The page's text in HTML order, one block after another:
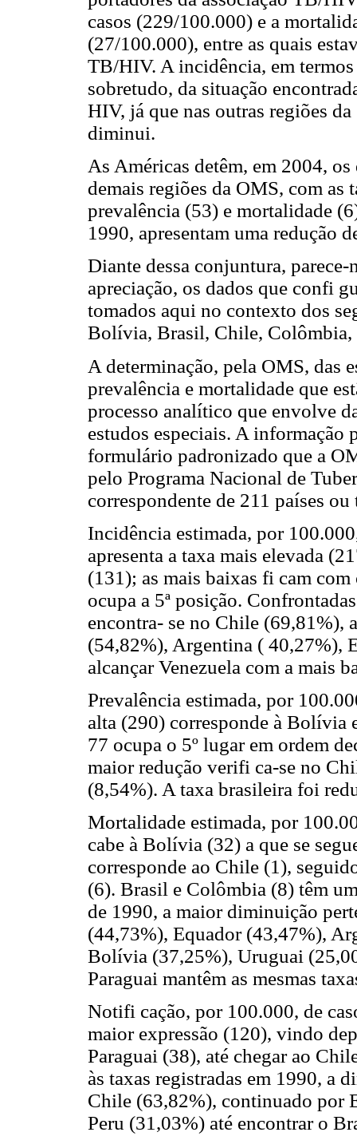
casos (229/100.000) e a
(27/100.000), entre as quais
TB/HIV. A incidência, em termos
sobretudo, da situação
HIV, já que nas outras regiões
diminui.
As Américas detêm, em 2004,
demais regiões da OMS, com
prevalência (53) e mortalidade
1990, apresentam uma redução
Diante dessa conjuntura,
apreciação, os dados que confi
tomados aqui no contexto dos
Bolívia, Brasil, Chile, Colômbia,
A determinação, pela OMS, das
prevalência e mortalidade que
processo analítico que envolve
estudos especiais. A informação
formulário padronizado que a
pelo Programa Nacional de
correspondente de 211 países
Incidência estimada, por
apresenta a taxa mais elevada
(131); as mais baixas fi cam
ocupa a 5ª posição.
encontra- se no Chile (69,81%),
(54,82%), Argentina ( 40,27%),
alcançar Venezuela com a mais
Prevalência estimada, por
alta (290) corresponde à Bolívia
77 ocupa o 5º lugar em ordem
maior redução verifi ca-se no
(8,54%). A taxa brasileira foi
Mortalidade estimada, por
cabe à Bolívia (32) a que se
corresponde ao Chile (1),
(6). Brasil e Colômbia (8) têm
de 1990, a maior diminuição
(44,73%), Equador (43,47%),
Bolívia (37,25%), Uruguai
Paraguai mantêm as mesmas
Notifi cação, por 100.000, de
maior expressão (120), vindo
Paraguai (38), até chegar ao
às taxas registradas em 1990, a
Chile (63,82%), continuado por
Peru (31,03%) até encontrar o